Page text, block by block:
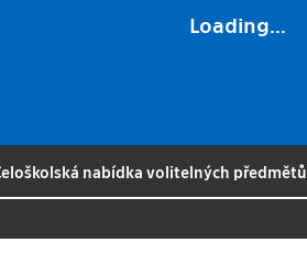
Loading...
nabídka volitelných předmětů